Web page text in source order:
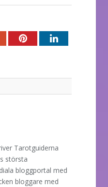
PinterestLinkedIn
Tarotguiderna
största
bloggportal med
bloggare med